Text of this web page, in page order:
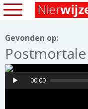
Gevonden op:
00:00